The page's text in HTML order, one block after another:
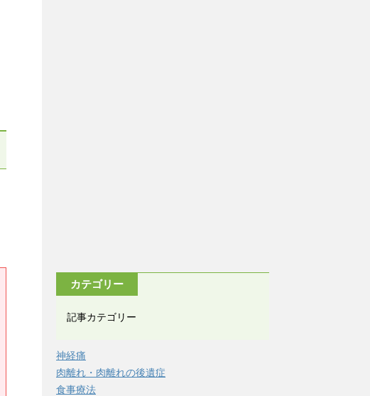
カテゴリー
記事カテゴリー
神経痛
肉離れ・肉離れの後遺症
食事療法